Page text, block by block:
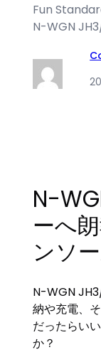
Fun
N-WGN
N-
ーへ
ンソ
N-WGN
納や充電、
だったらい
か？